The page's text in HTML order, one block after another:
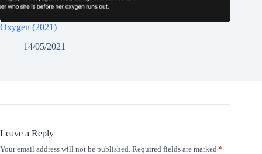
Oxygen (2021)
14/05/2021
Leave a Reply
Your email address will not be published. Required fields are marked *